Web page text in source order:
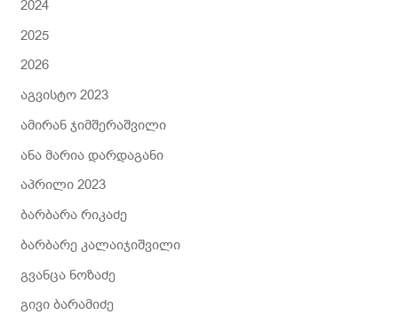
2024
2025
2026
აგვისტო 2023
ამირან ჯიმშერაშვილი
ანა მარია დარდაგანი
აპრილი 2023
ბარბარა რიკაძე
ბარბარე კალაიჯიშვილი
გვანცა ნოზაძე
გივი ბარამიძე